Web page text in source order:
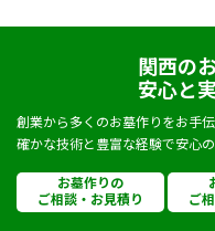
関西の
安心と
創業から多くのお墓作りをお手
確かな技術と豊富な経験で安心
お墓作りの
ご相談・お見積り
ご